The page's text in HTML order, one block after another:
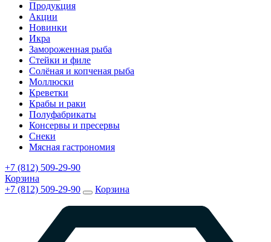
Продукция
Акции
Новинки
Икра
Замороженная рыба
Стейки и филе
Солёная и копченая рыба
Моллюски
Креветки
Крабы и раки
Полуфабрикаты
Консервы и пресервы
Снеки
Мясная гастрономия
+7 (812) 509-29-90
Корзина
+7 (812) 509-29-90
Корзина